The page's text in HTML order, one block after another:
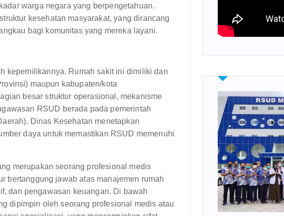
warga negara yang berpengetahuan.
kesehatan masyarakat, yang dirancang
bagi komunitas yang mereka layani.
kepemilikannya. Rumah sakit ini dimiliki dan
maupun kabupaten/kota
besar struktur operasional, mekanisme
RSUD berada pada pemerintah
Dinas Kesehatan menetapkan
daya untuk memastikan RSUD memenuhi
merupakan seorang profesional medis
bertanggung jawab atas manajemen rumah
dan pengawasan keuangan. Di bawah
dipimpin oleh seorang profesional medis atau